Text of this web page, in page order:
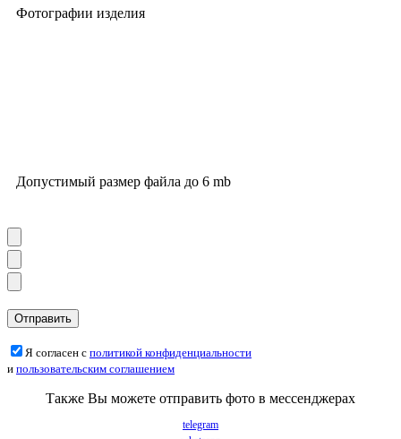
Фотографии изделия
Допустимый размер файла до 6 mb
Я согласен с политикой конфиденциальности
и пользовательским соглашением
Также Вы можете отправить фото в мессенджерах
telegram